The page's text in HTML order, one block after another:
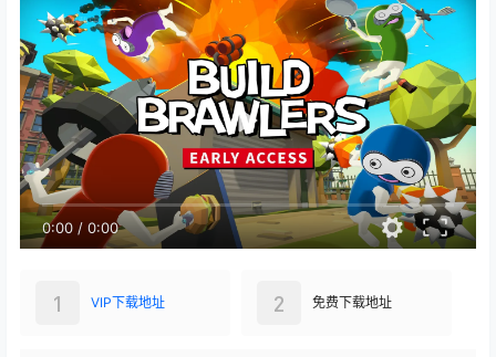
0:00/
VIP下载地址
1 免费下载地址
2